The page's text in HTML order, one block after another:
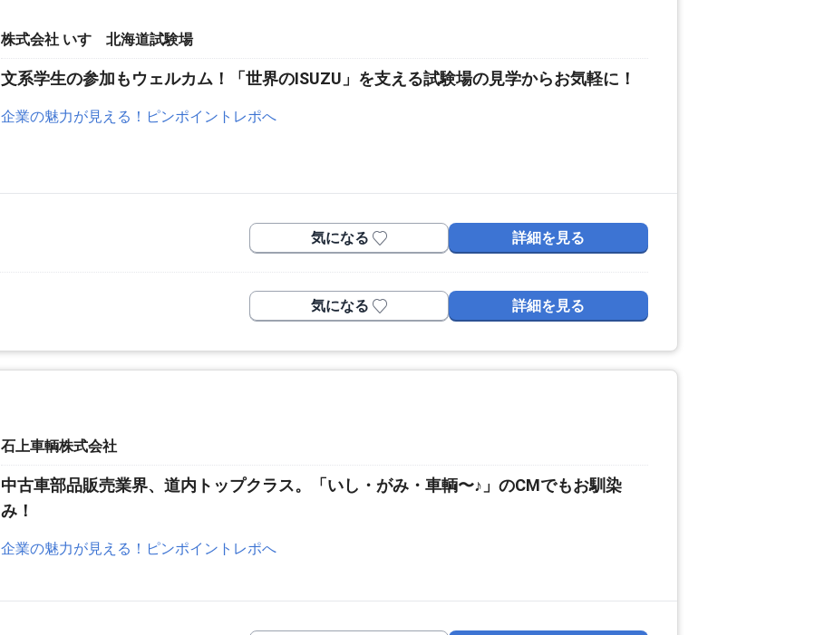
株式会社 いすゞ北海道試験場
文系学生の参加もウェルカム！「世界のISUZU」を支える試験場の見学からお気軽に！
企業の魅力が見える！ピンポイントレポへ
気になる 詳細を見る
気になる 詳細を見る
石上車輌株式会社
中古車部品販売業界、道内トップクラス。「いし・がみ・車輌〜♪」のCMでもお馴染
み！
企業の魅力が見える！ピンポイントレポへ